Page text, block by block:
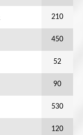
210
450
52
90
530
120